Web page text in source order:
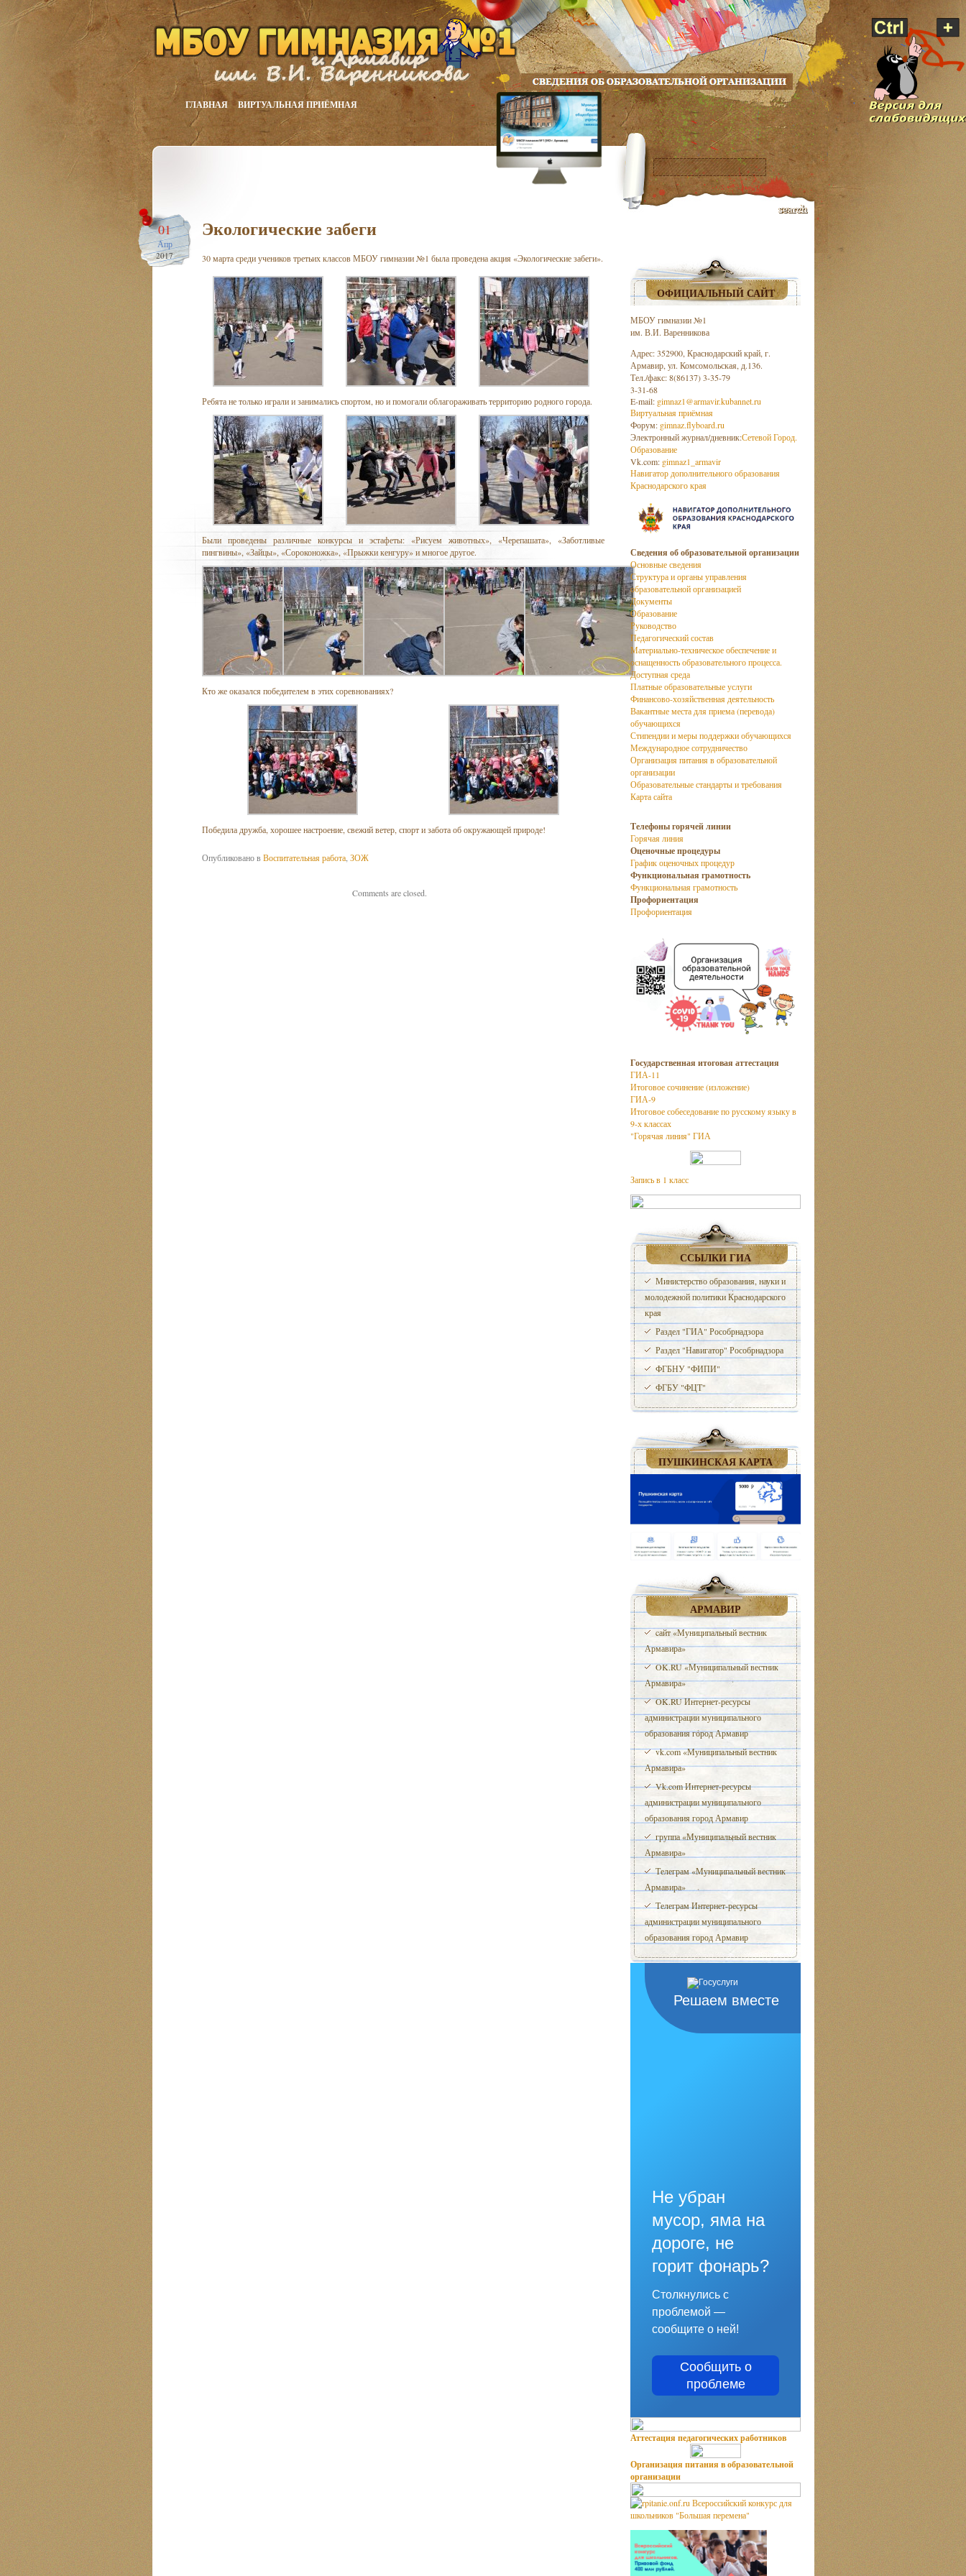
ГЛАВНАЯ ВИРТУАЛЬНАЯ ПРИЁМНАЯ
01
Апр
2017
Экологические забеги
30 марта среди учеников третьих классов МБОУ гимназии №1 была проведена акция «Экологические забеги».
Ребята не только играли и занимались спортом, но и помогали облагораживать территорию родного города.
Были проведены различные конкурсы и эстафеты: «Рисуем животных», «Черепашата», «Заботливые
пингвины», «Зайцы», «Сороконожка», «Прыжки кенгуру» и многое другое.
Кто же оказался победителем в этих соревнованиях?
Победила дружба, хорошее настроение, свежий ветер, спорт и забота об окружающей природе!
Опубликовано вВоспитательная работа ЗОЖ
Comments are closed.
ОФИЦИАЛЬНЫЙ САЙТ
МБОУ гимназии №1
им. В.И. Варенникова
Адрес: 352900, Краснодарский край, г.
Армавир, ул. Комсомольская, д.136.
Тел./факс: 8(86137) 3-35-79
3-31-68
E-mail: gimnaz1@armavir.kubannet.ru
Виртуальная приёмная
Форум: gimnaz.flyboard.ru
Электронный журнал/дневник:Сетевой Город.
Образование
Vk.com: gimnaz1_armavir
Навигатор дополнительного образования
Краснодарского края
Сведения об образовательной организации
Основные сведения
Структура и органы управления
образовательной организацией
Документы
Образование
Руководство
Педагогический состав
Материально-техническое обеспечение и
оснащенность образовательного процесса.
Доступная среда
Платные образовательные услуги
Финансово-хозяйственная деятельность
Вакантные места для приема (перевода)
обучающихся
Стипендии и меры поддержки обучающихся
Международное сотрудничество
Организация питания в образовательной
организации
Образовательные стандарты и требования
Карта сайта
Телефоны горячей линии
Горячая линия
Оценочные процедуры
График оценочных процедур
Функциональная грамотность
Функциональная грамотность
Профориентация
Профориентация
Государственная итоговая аттестация
ГИА-11
Итоговое сочинение (изложение)
ГИА-9
Итоговое собеседование по русскому языку в
9-х классах
"Горячая линия" ГИА
Запись в 1 класс
ССЫЛКИ ГИА
Министерство образования, науки и
молодежной политики Краснодарского
края
Раздел "ГИА" Рособрнадзора
Раздел "Навигатор" Рособрнадзора
ФГБНУ "ФИПИ"
ФГБУ "ФЦТ"
ПУШКИНСКАЯ КАРТА
АРМАВИР
cайт «Муниципальный вестник
Армавира»
OK.RU «Муниципальный вестник
Армавира»
OK.RU Интернет-ресурсы
администрации муниципального
образования город Армавир
vk.com «Муниципальный вестник
Армавира»
Vk.com Интернет-ресурсы
администрации муниципального
образования город Армавир
группа «Муниципальный вестник
Армавира»
Телеграм «Муниципальный вестник
Армавира»
Телеграм Интернет-ресурсы
администрации муниципального
образования город Армавир
Решаем вместе
Не убран
мусор, яма на
дороге, не
горит фонарь?
Столкнулись с
проблемой —
сообщите о ней!
Сообщить о
проблеме
Аттестация педагогических работников
Организация питания в образовательной
организации
Всероссийский конкурс для
школьников "Большая перемена"